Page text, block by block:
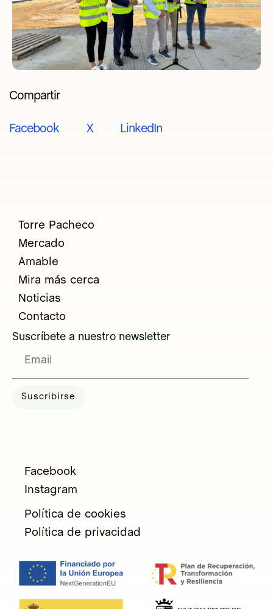
Compartir
Facebook X LinkedIn
Torre Pacheco
Mercado
Amable
Mira más cerca
Noticias
Contacto
Suscríbete a nuestro newsletter
Suscribirse
Facebook
Instagram
Política de cookies
Política de privacidad